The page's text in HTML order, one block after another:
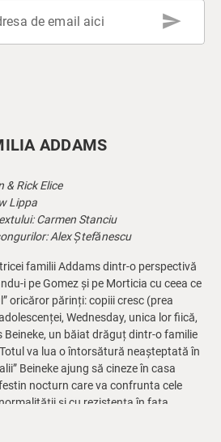
de email aici send
ADDAMS
& Rick Elice
Lippa
Carmen Stanciu
Alex Ștefănescu
familii Addams dintr-o perspectivă
i pe Gomez și pe Morticia cu ceea ce
oricăror părinți: copiii cresc (prea
Wednesday, unica lor fiică,
Beineke, un băiat drăguț dintr-o familie
va lua o întorsătură neașteptată în
Beineke ajung să cineze în casa
nocturn care va confrunta cele
și cu rezistența în fața